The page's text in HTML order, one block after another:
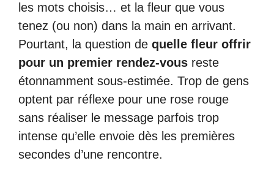
les mots choisis… et la fleur que vous
tenez (ou non) dans la main en arrivant.
Pourtant, la question de quelle fleur offrir
pour un premier rendez-vous reste
étonnamment sous-estimée. Trop de gens
optent par réflexe pour une rose rouge
sans réaliser le message parfois trop
intense qu’elle envoie dès les premières
secondes d’une rencontre.